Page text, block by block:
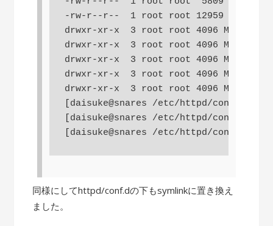
-rw-r--r--  1 root root 12959 May 10
drwxr-xr-x  3 root root 4096 May  5
drwxr-xr-x  3 root root 4096 May  5
drwxr-xr-x  3 root root 4096 May  5
drwxr-xr-x  3 root root 4096 May  5
drwxr-xr-x  3 root root 4096 May  5
[daisuke@snares /etc/httpd/conf] $
[daisuke@snares /etc/httpd/conf] $
[daisuke@snares /etc/httpd/conf] $
同様にしてhttpd/conf.dの下もsymlinkに置き換え
ました。